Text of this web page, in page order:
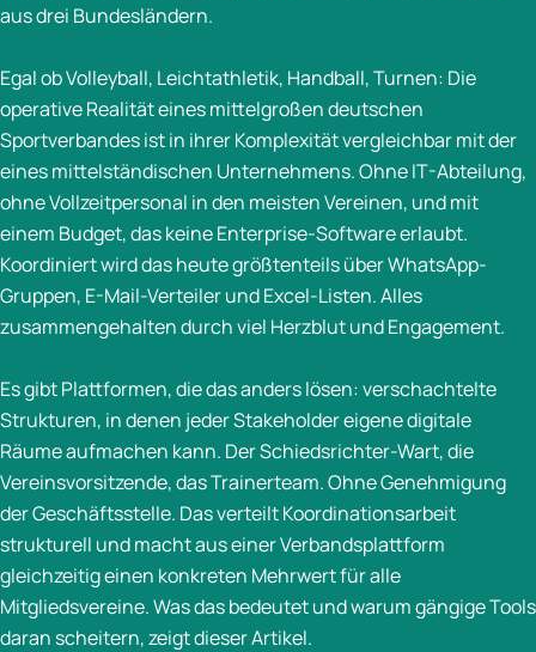
aus drei Bundesländern.
Egal ob Volleyball, Leichtathletik, Handball, Turnen: Die
operative Realität eines mittelgroßen deutschen
Sportverbandes ist in ihrer Komplexität vergleichbar mit der
eines mittelständischen Unternehmens. Ohne IT-Abteilung,
ohne Vollzeitpersonal in den meisten Vereinen, und mit
einem Budget, das keine Enterprise-Software erlaubt.
Koordiniert wird das heute größtenteils über WhatsApp-
Gruppen, E-Mail-Verteiler und Excel-Listen. Alles
zusammengehalten durch viel Herzblut und Engagement.
Es gibt Plattformen, die das anders lösen: verschachtelte
Strukturen, in denen jeder Stakeholder eigene digitale
Räume aufmachen kann. Der Schiedsrichter-Wart, die
Vereinsvorsitzende, das Trainerteam. Ohne Genehmigung
der Geschäftsstelle. Das verteilt Koordinationsarbeit
strukturell und macht aus einer Verbandsplattform
gleichzeitig einen konkreten Mehrwert für alle
Mitgliedsvereine. Was das bedeutet und warum gängige Tools
daran scheitern, zeigt dieser Artikel.